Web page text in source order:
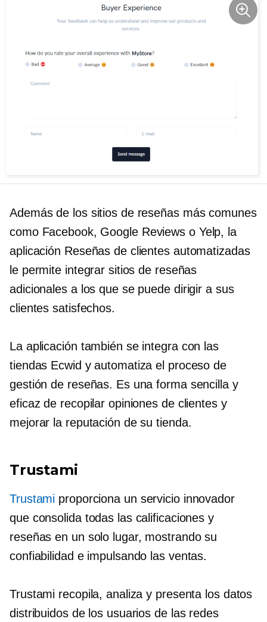
Además de los sitios de reseñas más comunes
como Facebook, Google Reviews o Yelp, la
aplicación Reseñas de clientes automatizadas
le permite integrar sitios de reseñas
adicionales a los que se puede dirigir a sus
clientes satisfechos.
La aplicación también se integra con las
tiendas Ecwid y automatiza el proceso de
gestión de reseñas. Es una forma sencilla y
eficaz de recopilar opiniones de clientes y
mejorar la reputación de su tienda.
Trustami
Trustami proporciona un servicio innovador
que consolida todas las calificaciones y
reseñas en un solo lugar, mostrando su
confiabilidad e impulsando las ventas.
Trustami recopila, analiza y presenta los datos
distribuidos de los usuarios de las redes